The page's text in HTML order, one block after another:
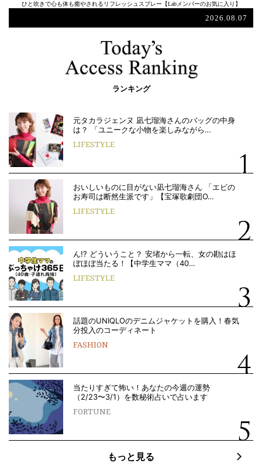
ひと吹きで心も体も癒やされるリフレッシュスプレー【Labメンバーのお気に入り】
2026.08.07
ランキング
元タカラジェンヌ 凪七瑠海さんのバッグの中身
は？ 「ユニークな小物を楽しみながら…
LIFESTYLE
おいしいものに目がない凪七瑠海さん 「エビの
お寿司は断然生派です」【宝塚歌劇団O…
LIFESTYLE
ん!? どういうこと？ 安堵から一転、女の勘はほ
ぼほぼ当たる！【中学生ママ（40…
LIFESTYLE
話題のUNIQLOのデニムジャケットを購入！春気
分投入のコーディネート
FASHION
当たりすぎて怖い！あなたの今週の運勢
（2/23〜3/1）を数秘術占いで占います
FORTUNE
もっと見る